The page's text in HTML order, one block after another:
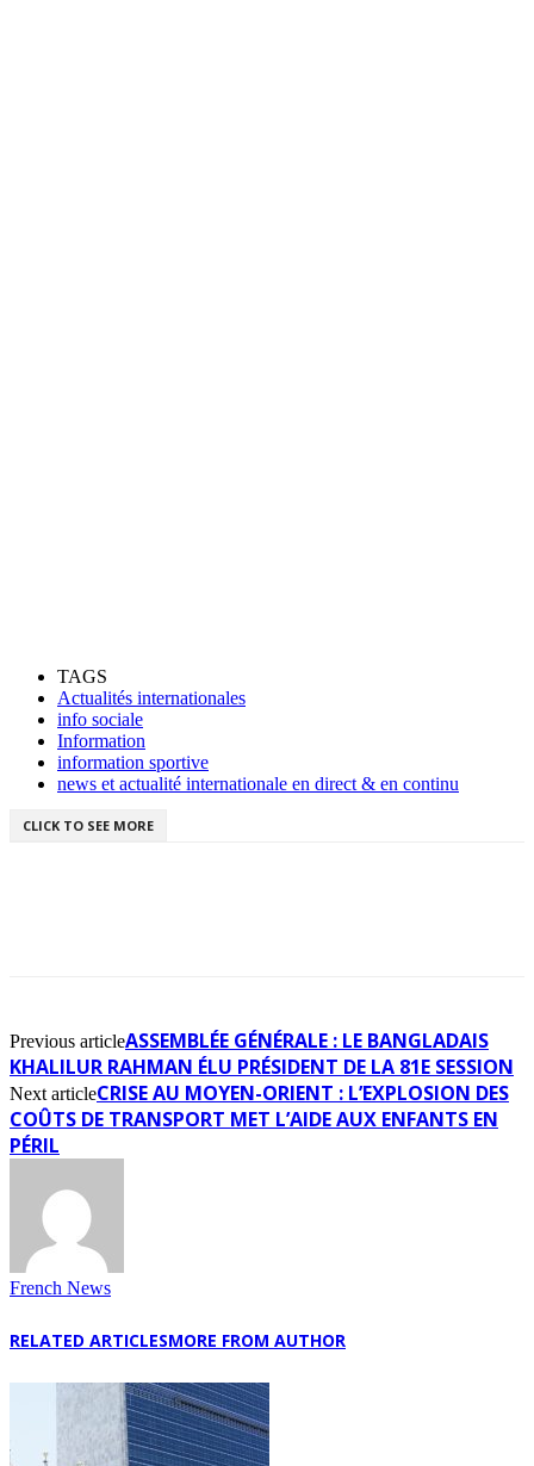
TAGS
Actualités internationales
info sociale
Information
information sportive
news et actualité internationale en direct & en continu
CLICK TO SEE MORE
Previous articleASSEMBLÉE GÉNÉRALE : LE BANGLADAIS
KHALILUR RAHMAN ÉLU PRÉSIDENT DE LA 81E SESSION
Next articleCRISE AU MOYEN-ORIENT : L’EXPLOSION DES
COÛTS DE TRANSPORT MET L’AIDE AUX ENFANTS EN
PÉRIL
French News
RELATED ARTICLESMORE FROM AUTHOR